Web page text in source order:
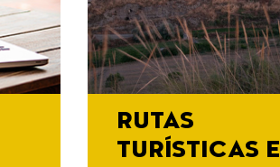
RUTAS
TURÍSTICAS E